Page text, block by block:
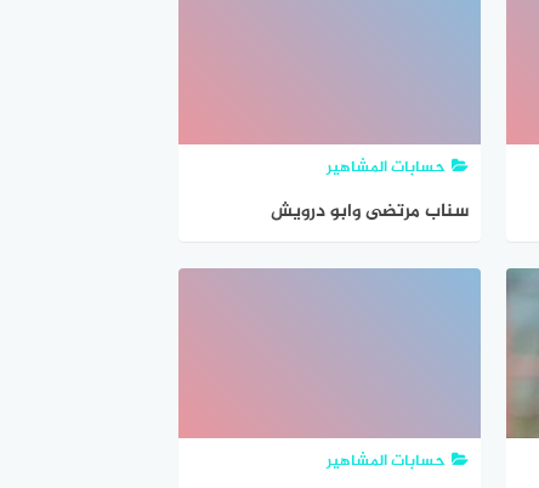
حسابات المشاهير
سناب مرتضى وابو درويش
حسابات المشاهير